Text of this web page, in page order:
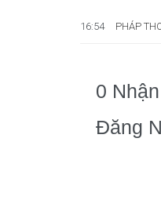
16:54 PHÁP
0
Đăng